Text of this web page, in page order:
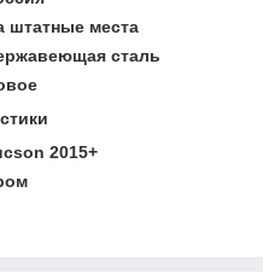
штатные места
сталь
2015+